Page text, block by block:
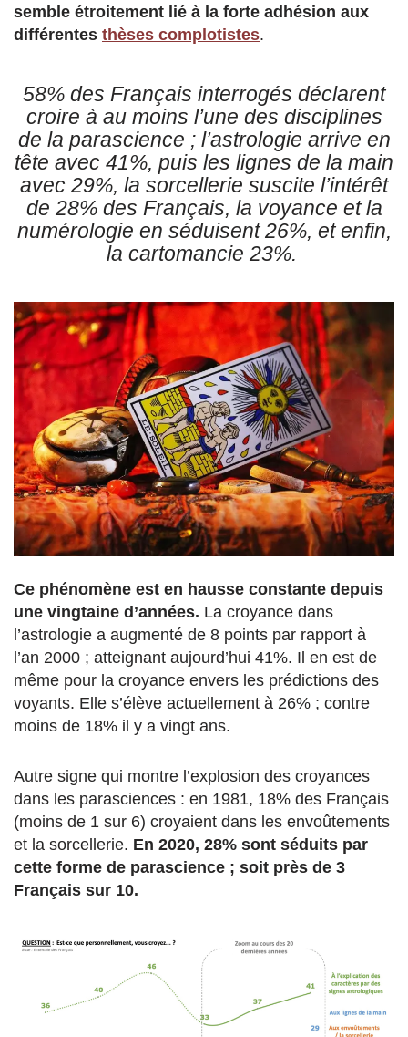
semble étroitement lié à la forte adhésion aux
différentes thèses complotistes.
58% des Français interrogés déclarent
croire à au moins l’une des disciplines
de la parascience ; l’astrologie arrive en
tête avec 41%, puis les lignes de la main
avec 29%, la sorcellerie suscite l’intérêt
de 28% des Français, la voyance et la
numérologie en séduisent 26%, et enfin,
la cartomancie 23%.
Ce phénomène est en hausse constante depuis
une vingtaine d’années. La croyance dans
l’astrologie a augmenté de 8 points par rapport à
l’an 2000 ; atteignant aujourd’hui 41%. Il en est de
même pour la croyance envers les prédictions des
voyants. Elle s’élève actuellement à 26% ; contre
moins de 18% il y a vingt ans.
Autre signe qui montre l’explosion des croyances
dans les parasciences : en 1981, 18% des Français
(moins de 1 sur 6) croyaient dans les envoûtements
et la sorcellerie. En 2020, 28% sont séduits par
cette forme de parascience ; soit près de 3
Français sur 10.